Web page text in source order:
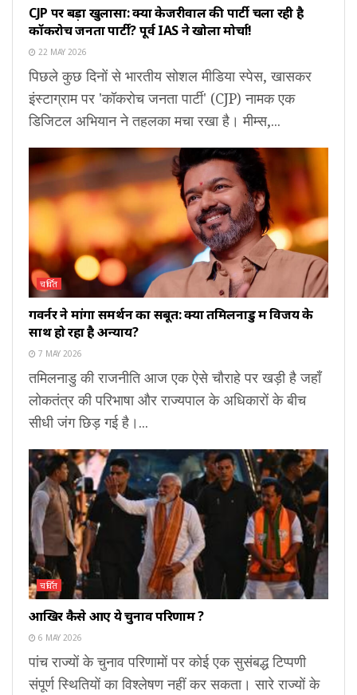
CJP पर बड़ा खुलासा: क्या केजरीवाल की पार्टी चला रही है
कॉकरोच जनता पार्टी? पूर्व IAS ने खोला मोर्चा!
22 MAY 2026
पिछले कुछ दिनों से भारतीय सोशल मीडिया स्पेस, खासकर
इंस्टाग्राम पर 'कॉकरोच जनता पार्टी' (CJP) नामक एक
डिजिटल अभियान ने तहलका मचा रखा है। मीम्स,...
चर्चित
गवर्नर ने मांगा समर्थन का सबूत: क्या तमिलनाडु में विजय के
साथ हो रहा है अन्याय?
7 MAY 2026
तमिलनाडु की राजनीति आज एक ऐसे चौराहे पर खड़ी है जहाँ
लोकतंत्र की परिभाषा और राज्यपाल के अधिकारों के बीच
सीधी जंग छिड़ गई है।...
चर्चित
आखिर कैसे आए ये चुनाव परिणाम ?
6 MAY 2026
पांच राज्यों के चुनाव परिणामों पर कोई एक सुसंबद्ध टिप्पणी
संपूर्ण स्थितियों का विश्लेषण नहीं कर सकता। सारे राज्यों के